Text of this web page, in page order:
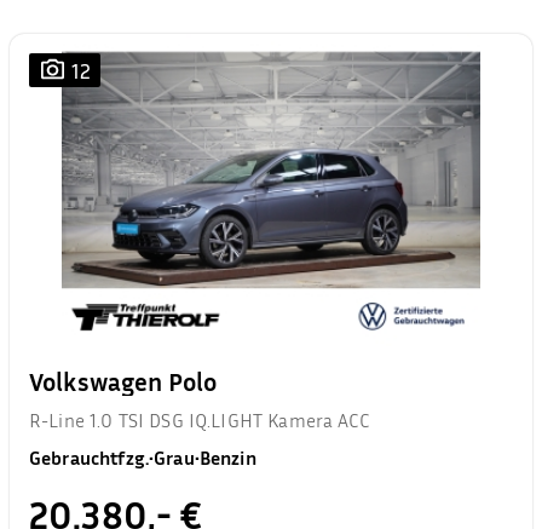
12
Volkswagen Polo
R-Line 1.0 TSI DSG IQ.LIGHT Kamera ACC
Gebrauchtfzg.•Grau•Benzin
20.380,- €